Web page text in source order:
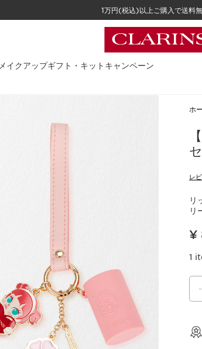
1万円(税込)以上ご購入で送料
メイクアップギフト・キット キャンペーン
ホ
レ
リ
リ
現在表示
¥
1
-